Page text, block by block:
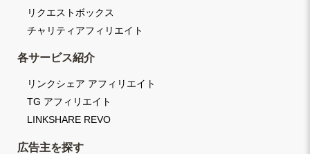
リクエストボックス
チャリティアフィリエイト
各サービス紹介
リンクシェア アフィリエイト
TG アフィリエイト
LINKSHARE REVO
広告主を探す